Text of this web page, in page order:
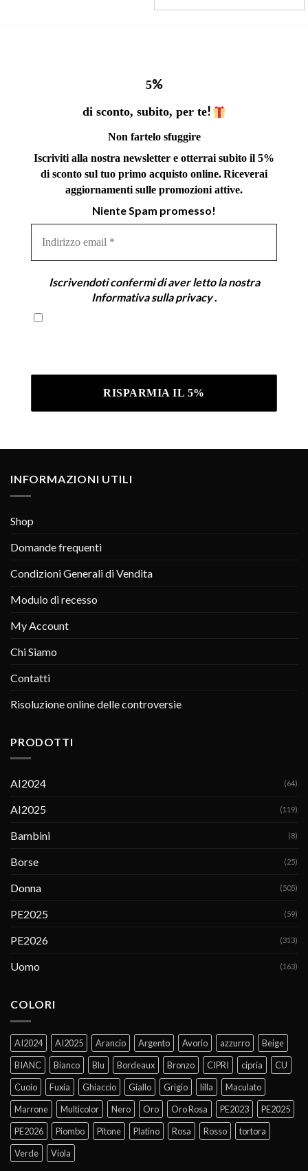
5%
di sconto, subito, per te!
Non fartelo sfuggire
Iscriviti alla nostra newsletter e otterrai subito il 5%
di sconto sul tuo primo acquisto online.Riceverai
aggiornamenti sulle promozioni attive.
Niente Spam promesso!
email
Iscrivendoti confermi di aver letto la nostra
Informativa sulla privacy.
INFORMAZIONI UTILI
Shop
Domande frequenti
Condizioni Generali di Vendita
Modulo di recesso
My Account
Chi Siamo
Contatti
Risoluzione online delle controversie
PRODOTTI
AI2024 (64)
AI2025 (119)
Bambini (8)
Borse (25)
Donna (505)
PE2025 (59)
PE2026 (313)
Uomo (163)
COLORI
AI2024 AI2025 Arancio Argento Avorio azzurro
Beige
BIANC
Bianco Blu Bordeaux Bronzo CIPRI cipria
CU
Cuoio
Fuxia Ghiaccio Giallo Grigio lilla
Maculato
Marrone
Multicolor Nero Oro Oro Rosa PE2023
PE2025
PE2026
Piombo Pitone Platino Rosa Rosso
tortora
Verde
Viola